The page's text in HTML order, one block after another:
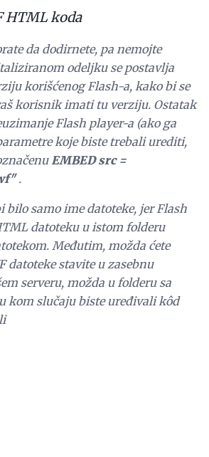
HTML koda
da dodirnete, pa nemojte
odeljku se postavlja
korišćenog Flash-a, kako bi se
korisnik imati tu verziju. Ostatak
Flash player-a (ako ga
koje biste trebali urediti,
EMBED src =
.
bilo samo ime datoteke, jer Flash
datoteku u istom folderu
Međutim, možda ćete
datoteke stavite u zasebnu
serveru, možda u folderu sa
kom slučaju biste uređivali kôd